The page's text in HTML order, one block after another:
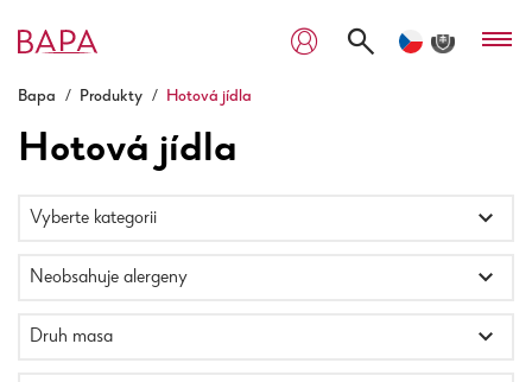
Bapa / Produkty / Hotová jídla
Hotová jídla
Vyberte kategorii
Neobsahuje alergeny
Druh masa